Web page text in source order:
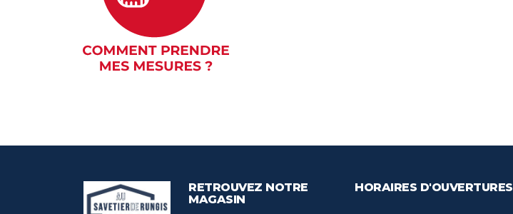
RETROUVEZ NOTRE
MAGASIN
HORAIRES D'OUVERTURES